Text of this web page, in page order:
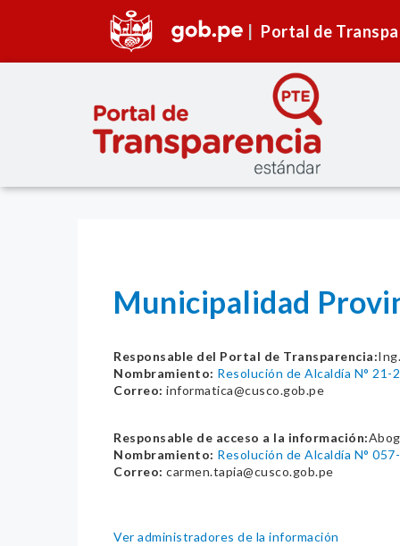
Portal de
Municipalidad
Responsable del Portal de Transparencia:
Nombramiento: Resolución de Alcaldía N° 21-
Correo: informatica@cusco.gob.pe
Responsable de acceso a la información:
Nombramiento: Resolución de Alcaldía N°
Correo: carmen.tapia@cusco.gob.pe
Ver administradores de la información